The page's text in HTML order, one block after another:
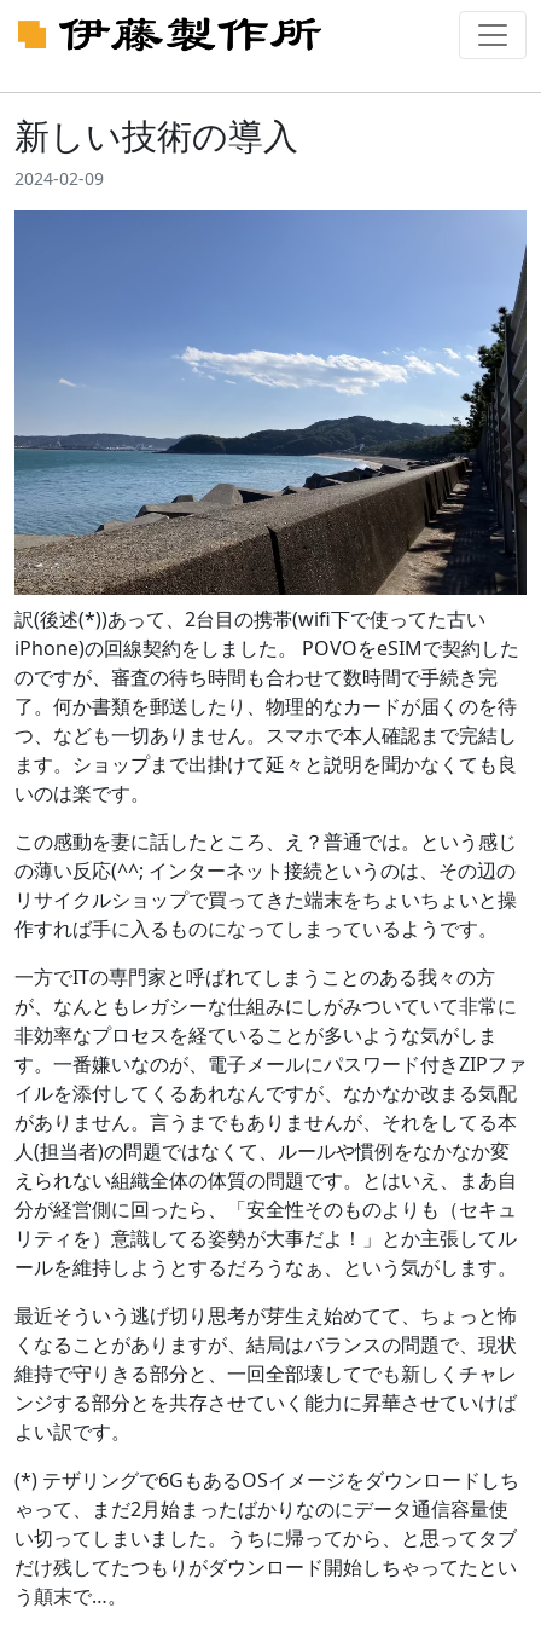
新しい技術の導入
2024-02-09
訳(後述(*))あって、2台目の携帯(wifi下で使ってた古い
iPhone)の回線契約をしました。 POVOをeSIMで契約した
のですが、審査の待ち時間も合わせて数時間で手続き完
了。何か書類を郵送したり、物理的なカードが届くのを待
つ、なども一切ありません。スマホで本人確認まで完結し
ます。ショップまで出掛けて延々と説明を聞かなくても良
いのは楽です。
この感動を妻に話したところ、え？普通では。という感じ
の薄い反応(^^; インターネット接続というのは、その辺の
リサイクルショップで買ってきた端末をちょいちょいと操
作すれば手に入るものになってしまっているようです。
一方でITの専門家と呼ばれてしまうことのある我々の方
が、なんともレガシーな仕組みにしがみついていて非常に
非効率なプロセスを経ていることが多いような気がしま
す。一番嫌いなのが、電子メールにパスワード付きZIPファ
イルを添付してくるあれなんですが、なかなか改まる気配
がありません。言うまでもありませんが、それをしてる本
人(担当者)の問題ではなくて、ルールや慣例をなかなか変
えられない組織全体の体質の問題です。とはいえ、まあ自
分が経営側に回ったら、「安全性そのものよりも（セキュ
リティを）意識してる姿勢が大事だよ！」とか主張してル
ールを維持しようとするだろうなぁ、という気がします。
最近そういう逃げ切り思考が芽生え始めてて、ちょっと怖
くなることがありますが、結局はバランスの問題で、現状
維持で守りきる部分と、一回全部壊してでも新しくチャレ
ンジする部分とを共存させていく能力に昇華させていけば
よい訳です。
(*) テザリングで6GもあるOSイメージをダウンロードしち
ゃって、まだ2月始まったばかりなのにデータ通信容量使
い切ってしまいました。うちに帰ってから、と思ってタブ
だけ残してたつもりがダウンロード開始しちゃってたとい
う顛末で…。